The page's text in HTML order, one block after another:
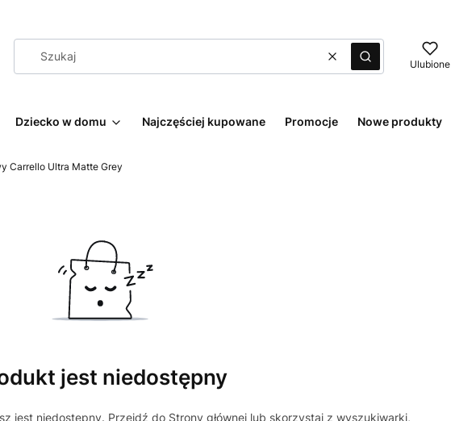
WyczyśćSzukaj Ulubione
Dziecko w domu Najczęściej kupowane Promocje Nowe produkty
Carrello Ultra Matte Grey
jest niedostępny
jest niedostępny. Przejdź do Strony głównej lub skorzystaj z wyszukiwarki,